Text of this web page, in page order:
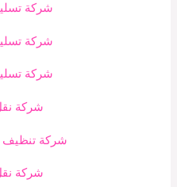
شركة
شركة
شركة
شركة
شركة تنظيف
شركة